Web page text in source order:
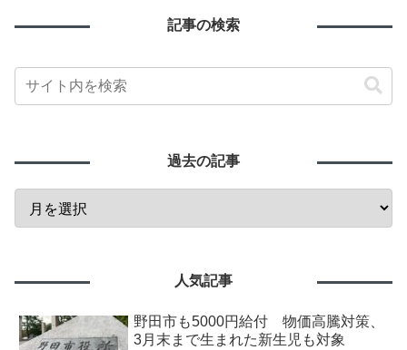
記事の検索
過去の記事
人気記事
野田市も5000円給付 物価高騰対策、
3月末まで生まれた新生児も対象